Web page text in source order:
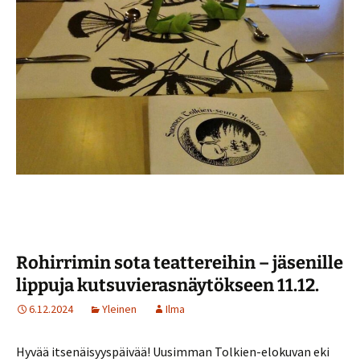
Rohirrimin sota teattereihin – jäsenille
lippuja kutsuvierasnäytökseen 11.12.
6.12.2024 Yleinen Ilma
Hyvää itsenäisyyspäivää! Uusimman Tolkien-elokuvan eki